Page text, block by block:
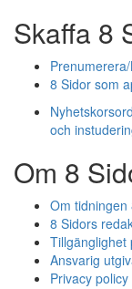
Skaffa 8
8 Sidor som
och
Om 8
Om tidningen
8 Sidors
Tillgänglighet
Ansvarig
Privacy